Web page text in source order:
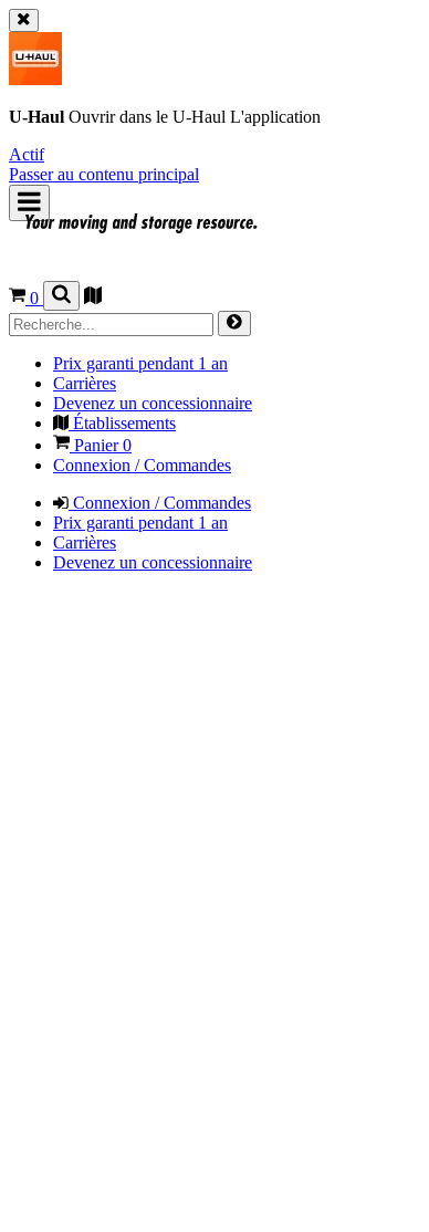
U-Haul Ouvrir dans le U-Haul L'application
Actif
Passer au contenu principal
0
Prix garanti pendant 1 an
Carrières
Devenez un concessionnaire
Établissements
Panier0
Connexion / Commandes
Connexion / Commandes
Prix garanti pendant 1 an
Carrières
Devenez un concessionnaire